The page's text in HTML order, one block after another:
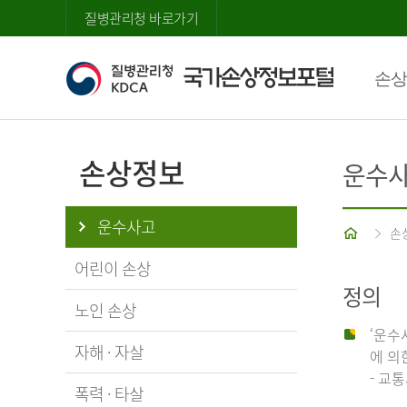
질병관리청 바로가기
손
손상정보
운수사고
어린이 손상
노인 손상
자해 · 자살
폭력 · 타살
운수
홈 손
정의
‘운
에 의
- 교